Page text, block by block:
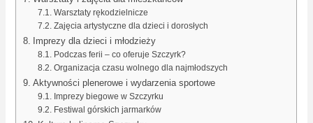
Warsztaty rękodzielnicze
Zajęcia artystyczne dla dzieci i dorosłych
Imprezy dla dzieci i młodzieży
Podczas ferii – co oferuje Szczyrk?
Organizacja czasu wolnego dla najmłodszych
Aktywności plenerowe i wydarzenia sportowe
Imprezy biegowe w Szczyrku
Festiwal górskich jarmarków